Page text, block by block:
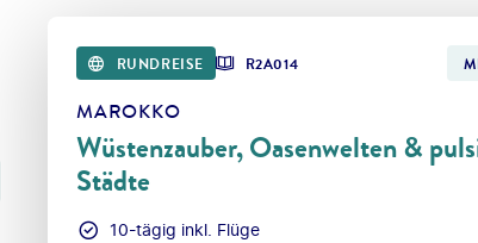
RUNDREISE R2A014
MAROKKO
Wüstenzauber, Oasenwelten &
Städte
10-tägig inkl. Flüge